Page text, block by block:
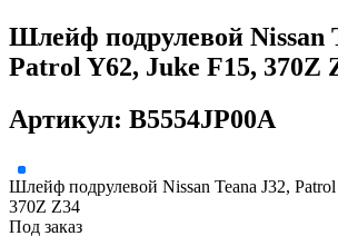
Шлейф подрулевой Nissan
Patrol Y62, Juke F15, 370Z
Артикул: B5554JP00A
Шлейф подрулевой Nissan Teana J32,
370Z Z34
Под заказ